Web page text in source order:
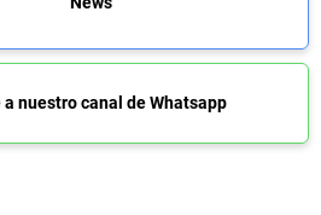
a nuestro canal de Whatsapp